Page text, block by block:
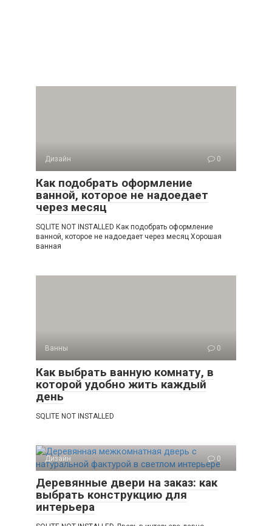
Дизайн 0
Как подобрать оформление
ванной, которое не надоедает
через месяц
SQLITE NOT INSTALLED Как подобрать оформление
ванной, которое не надоедает через месяц Хорошая
ванная
Ванны 0
Как выбрать ванную комнату, в
которой удобно жить каждый
день
SQLITE NOT INSTALLED
Дизайн 0
Деревянные двери на заказ: как
выбрать конструкцию для
интерьера